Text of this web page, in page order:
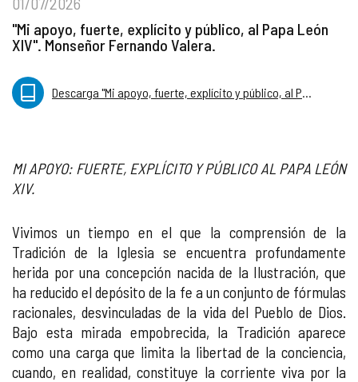
"Mi apoyo, fuerte, explícito y público, al Papa León
XIV". Monseñor Fernando Valera.
Descarga "Mi apoyo, fuerte, explícito y público, al Papa León XIV". Monseñor Fernando Valera.
MI APOYO: FUERTE, EXPLÍCITO Y PÚBLICO AL PAPA LEÓN
XIV.
Vivimos un tiempo en el que la comprensión de la
Tradición de la Iglesia se encuentra profundamente
herida por una concepción nacida de la Ilustración, que
ha reducido el depósito de la fe a un conjunto de fórmulas
racionales, desvinculadas de la vida del Pueblo de Dios.
Bajo esta mirada empobrecida, la Tradición aparece
como una carga que limita la libertad de la conciencia,
cuando, en realidad, constituye la corriente viva por la